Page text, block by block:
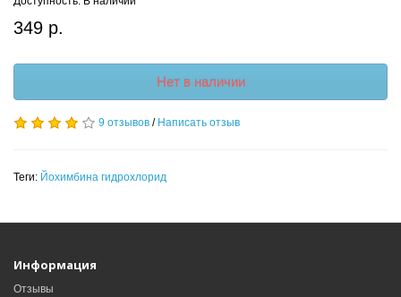
349 р.
Нет в наличии
9 отзывов / Написать отзыв
Теги: Йохимбина гидрохлорид
Информация
Отзывы